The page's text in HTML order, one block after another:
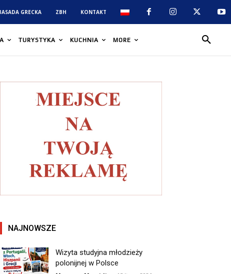
GRECKA ZBH KONTAKT
TURYSTYKA KUCHNIA MORE
NAJNOWSZE
Wizyta studyjna młodzieży
polonijnej w Polsce